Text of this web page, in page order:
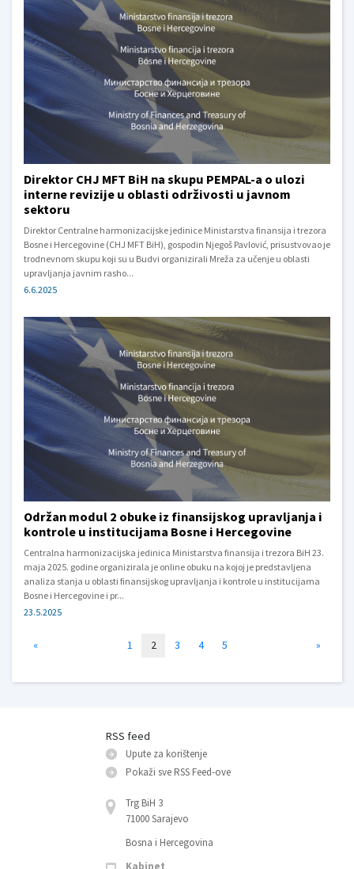
Direktor CHJ MFT BiH na skupu PEMPAL-a o ulozi
interne revizije u oblasti održivosti u javnom
sektoru
Direktor Centralne harmonizacijske jedinice Ministarstva finansija i trezora
Bosne i Hercegovine (CHJ MFT BiH), gospodin Njegoš Pavlović, prisustvovao je
trodnevnom skupu koji su u Budvi organizirali Mreža za učenje u oblasti
upravljanja javnim rasho...
6.6.2025
Održan modul 2 obuke iz finansijskog upravljanja i
kontrole u institucijama Bosne i Hercegovine
Centralna harmonizacijska jedinica Ministarstva finansija i trezora BiH 23.
maja 2025. godine organizirala je online obuku na kojoj je predstavljena
analiza stanja u oblasti finansijskog upravljanja i kontrole u institucijama
Bosne i Hercegovine i pr...
23.5.2025
« 1 2 3 4 5 »
RSS feed
Upute za korištenje
Pokaži sve RSS Feed-оve
Trg BiH 3
71000 Sarajevo
Bosna i Hercegovina
Kabinet